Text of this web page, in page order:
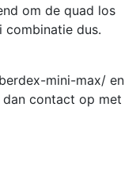
om de quad los
combinatie dus.
mini-max/ en
dan contact op met